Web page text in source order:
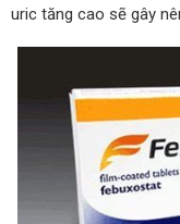
uric tăng cao sẽ gây